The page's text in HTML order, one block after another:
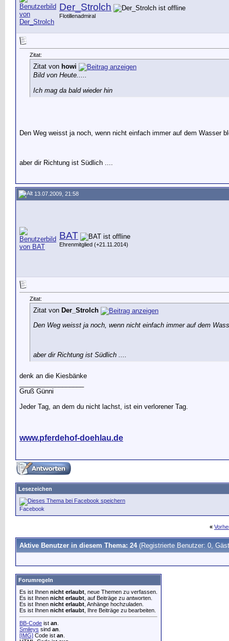
Der_Strolch
Flotillenadmiral
Zitat:
Zitat von howi
Bild von Heute.....
Ich mag da bald wieder hin
Den Weg weisst ja noch, wenn nicht einfach immer auf dem Wasser
aber dir Richtung ist Südlich ....
13.07.2009, 21:58
BAT
Ehrenmitglied (+21.11.2014)
Zitat:
Zitat von Der_Strolch
Den Weg weisst ja noch, wenn nicht einfach immer auf dem
aber dir Richtung ist Südlich ....
denk an die Kiesbänke
Gruß Günni
Jeder Tag, an dem du nicht lachst, ist ein verlorener Tag.
www.pferdehof-doehlau.de
Lesezeichen
Facebook
«
Aktive Benutzer in diesem Thema: 24 (Registrierte Benutzer: 0,
Forumregeln
Es ist Ihnen nicht erlaubt , neue Themen zu verfassen.
Es ist Ihnen nicht erlaubt , auf Beiträge zu antworten.
Es ist Ihnen nicht erlaubt , Anhänge hochzuladen.
Es ist Ihnen nicht erlaubt , Ihre Beiträge zu bearbeiten.
BB-Code ist an
Smileys sind an
[IMG] Code ist an